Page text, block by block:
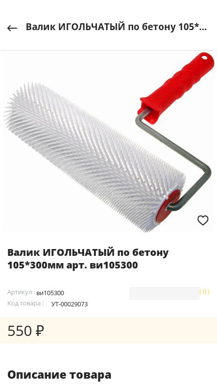
Валик ИГОЛЬЧАТЫЙ по бетону 105*300мм арт. ви105300
Валик ИГОЛЬЧАТЫЙ по бетону
105*300мм арт. ви105300
Артикул : ви105300
Код товара :
УТ-00029073
( 0 )
550 ₽
Описание товара